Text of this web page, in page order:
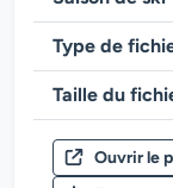
Saison de
Type de
Taille du
Ouvrir le